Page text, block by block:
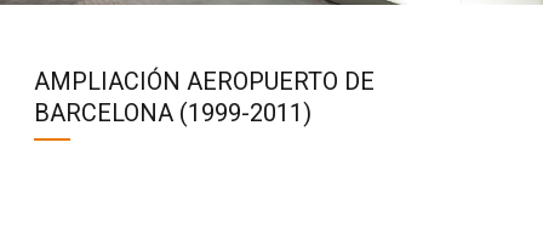
AMPLIACIÓN AEROPUERTO DE
BARCELONA (1999-2011)